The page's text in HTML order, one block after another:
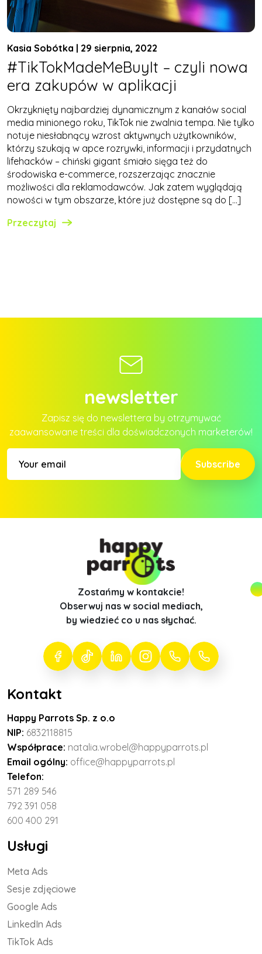
Kasia Sobótka | 29 sierpnia, 2022
#TikTokMadeMeBuyIt – czyli nowa
era zakupów w aplikacji
Okrzyknięty najbardziej dynamicznym z kanałów social
media minionego roku, TikTok nie zwalnia tempa. Nie tylko
notuje niesłabnący wzrost aktywnych użytkowników,
którzy szukają w apce rozrywki, informacji i przydatnych
lifehacków – chiński gigant śmiało sięga też do
środowiska e-commerce, rozszerzając znacznie
możliwości dla reklamodawców. Jak zatem wyglądają
nowości w tym obszarze, które już dostępne są do […]
Przeczytaj
newsletter
Zapisz się do newslettera by otrzymywać
zaawansowane treści dla doświadczonych marketerów!
Subscribe
Zostańmy w kontakcie!
Obserwuj nas w social mediach,
by wiedzieć co u nas słychać.
Kontakt
Happy Parrots Sp. z o.o
NIP: 6832118815
Współprace: natalia.wrobel@happyparrots.pl
Email ogólny: office@happyparrots.pl
Telefon:
571 289 546
792 391 058
600 400 291
Usługi
Meta Ads
Sesje zdjęciowe
Google Ads
LinkedIn Ads
TikTok Ads